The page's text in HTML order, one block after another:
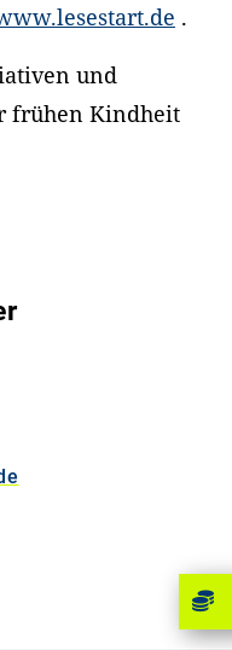
.
und
frühen Kindheit